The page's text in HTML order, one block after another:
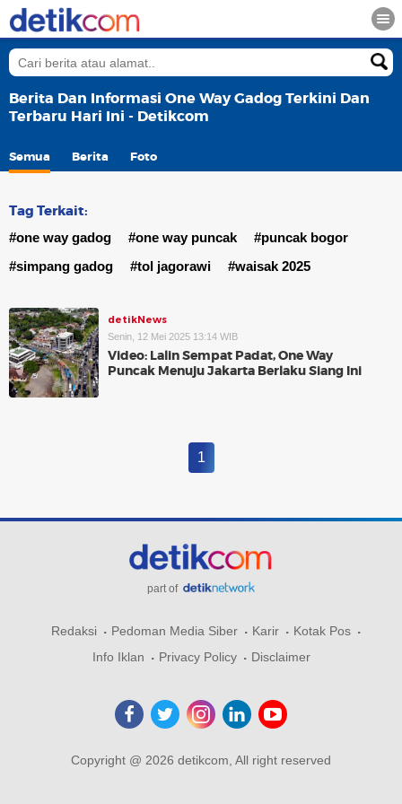
Berita Dan Informasi One Way Gadog Terkini Dan
Terbaru Hari Ini - Detikcom
Semua Berita Foto
Tag Terkait:
#one way gadog #one way puncak
#puncak bogor
#simpang gadog
#tol jagorawi #waisak 2025
detikNews
Senin, 12 Mei 2025 13:14 WIB
Video: Lalin Sempat Padat, One Way
Puncak Menuju Jakarta Berlaku Siang Ini
1
part of
Redaksi Pedoman Media Siber Karir
Kotak Pos
Info Iklan
Privacy Policy Disclaimer
Copyright @ 2026 detikcom, All right reserved